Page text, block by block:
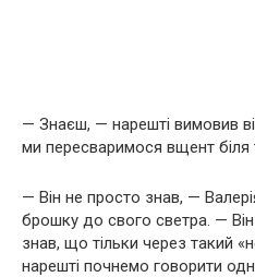
— Знаєш, — нарешті вимовив
ми пересваримося вщент біля
— Він не просто знав, —
брошку до свого светра. —
знав, що тільки через такий
нарешті почнемо говорити